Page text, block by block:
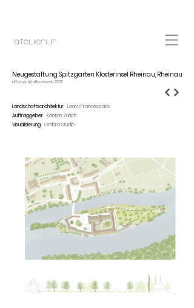
atelierlF
Neugestaltung Spitzgarten Klosterinsel Rheinau, Rheinau
offener Wettbewerb 2021
Landschaftsarchitektur Laura Francescato
Auftraggeber Kanton Zürich
Visualisierung Ombra Studio